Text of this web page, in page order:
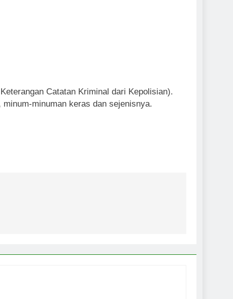
Catatan Kriminal dari Kepolisian).
minuman keras dan sejenisnya.